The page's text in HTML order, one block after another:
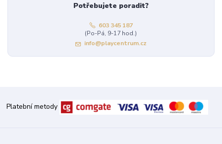
Potřebujete poradit?
603 345 187
(Po-Pá, 9-17 hod.)
info@playcentrum.cz
Platební metody